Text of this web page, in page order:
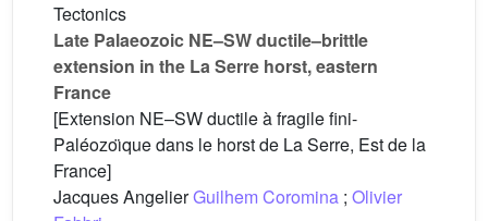
Tectonics
Late Palaeozoic NE–SW ductile–brittle
extension in the La Serre horst, eastern
France
[Extension NE–SW ductile à fragile fini-
Paléozoı̈que dans le horst de La Serre, Est de la
France]
Jacques AngelierGuilhem Coromina ; Olivier